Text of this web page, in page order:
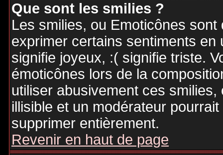
Que sont les smilies ?
Les smilies, ou Emoticônes
exprimer certains sentiments
signifie joyeux, :( signifie triste.
émoticônes lors de la
utiliser abusivement ces
illisible et un modérateur
supprimer entièrement.
Revenir en haut de page